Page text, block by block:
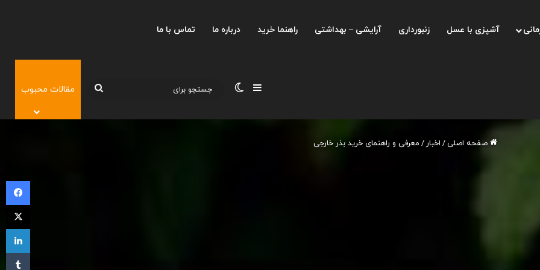
آشپزی با عسل زنبورداری آرایشی – بهداشتی راهنما خرید درباره ما تماس با ما
نوارکناریتغییر پوسته
جستجومقالات محبوب
صفحه اصلی/ اخبار / معرفی و راهنمای خرید بذر خارجی
X